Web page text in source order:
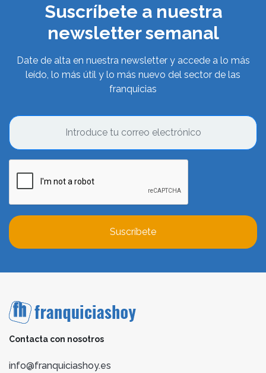
Suscríbete a nuestra
newsletter semanal
Date de alta en nuestra newsletter y accede a lo más
leído, lo más útil y lo más nuevo del sector de las
franquicias
Suscríbete
Contacta con nosotros
info@franquiciashoy.es